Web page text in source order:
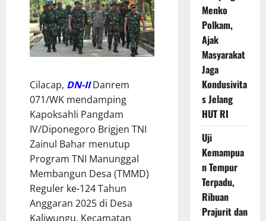
Cilacap, DN-IIDanrem
071/WK mendamping
Kapoksahli Pangdam
IV/Diponegoro Brigjen TNI
Zainul Bahar menutup
Program TNI Manunggal
Membangun Desa (TMMD)
Reguler ke-124 Tahun
Anggaran 2025 di Desa
Kaliwungu, Kecamatan
Menko
Polkam,
Ajak
Masyarakat
Jaga
Kondusivita
s Jelang
HUT RI
Uji
Kemampua
n Tempur
Terpadu,
Ribuan
Prajurit dan